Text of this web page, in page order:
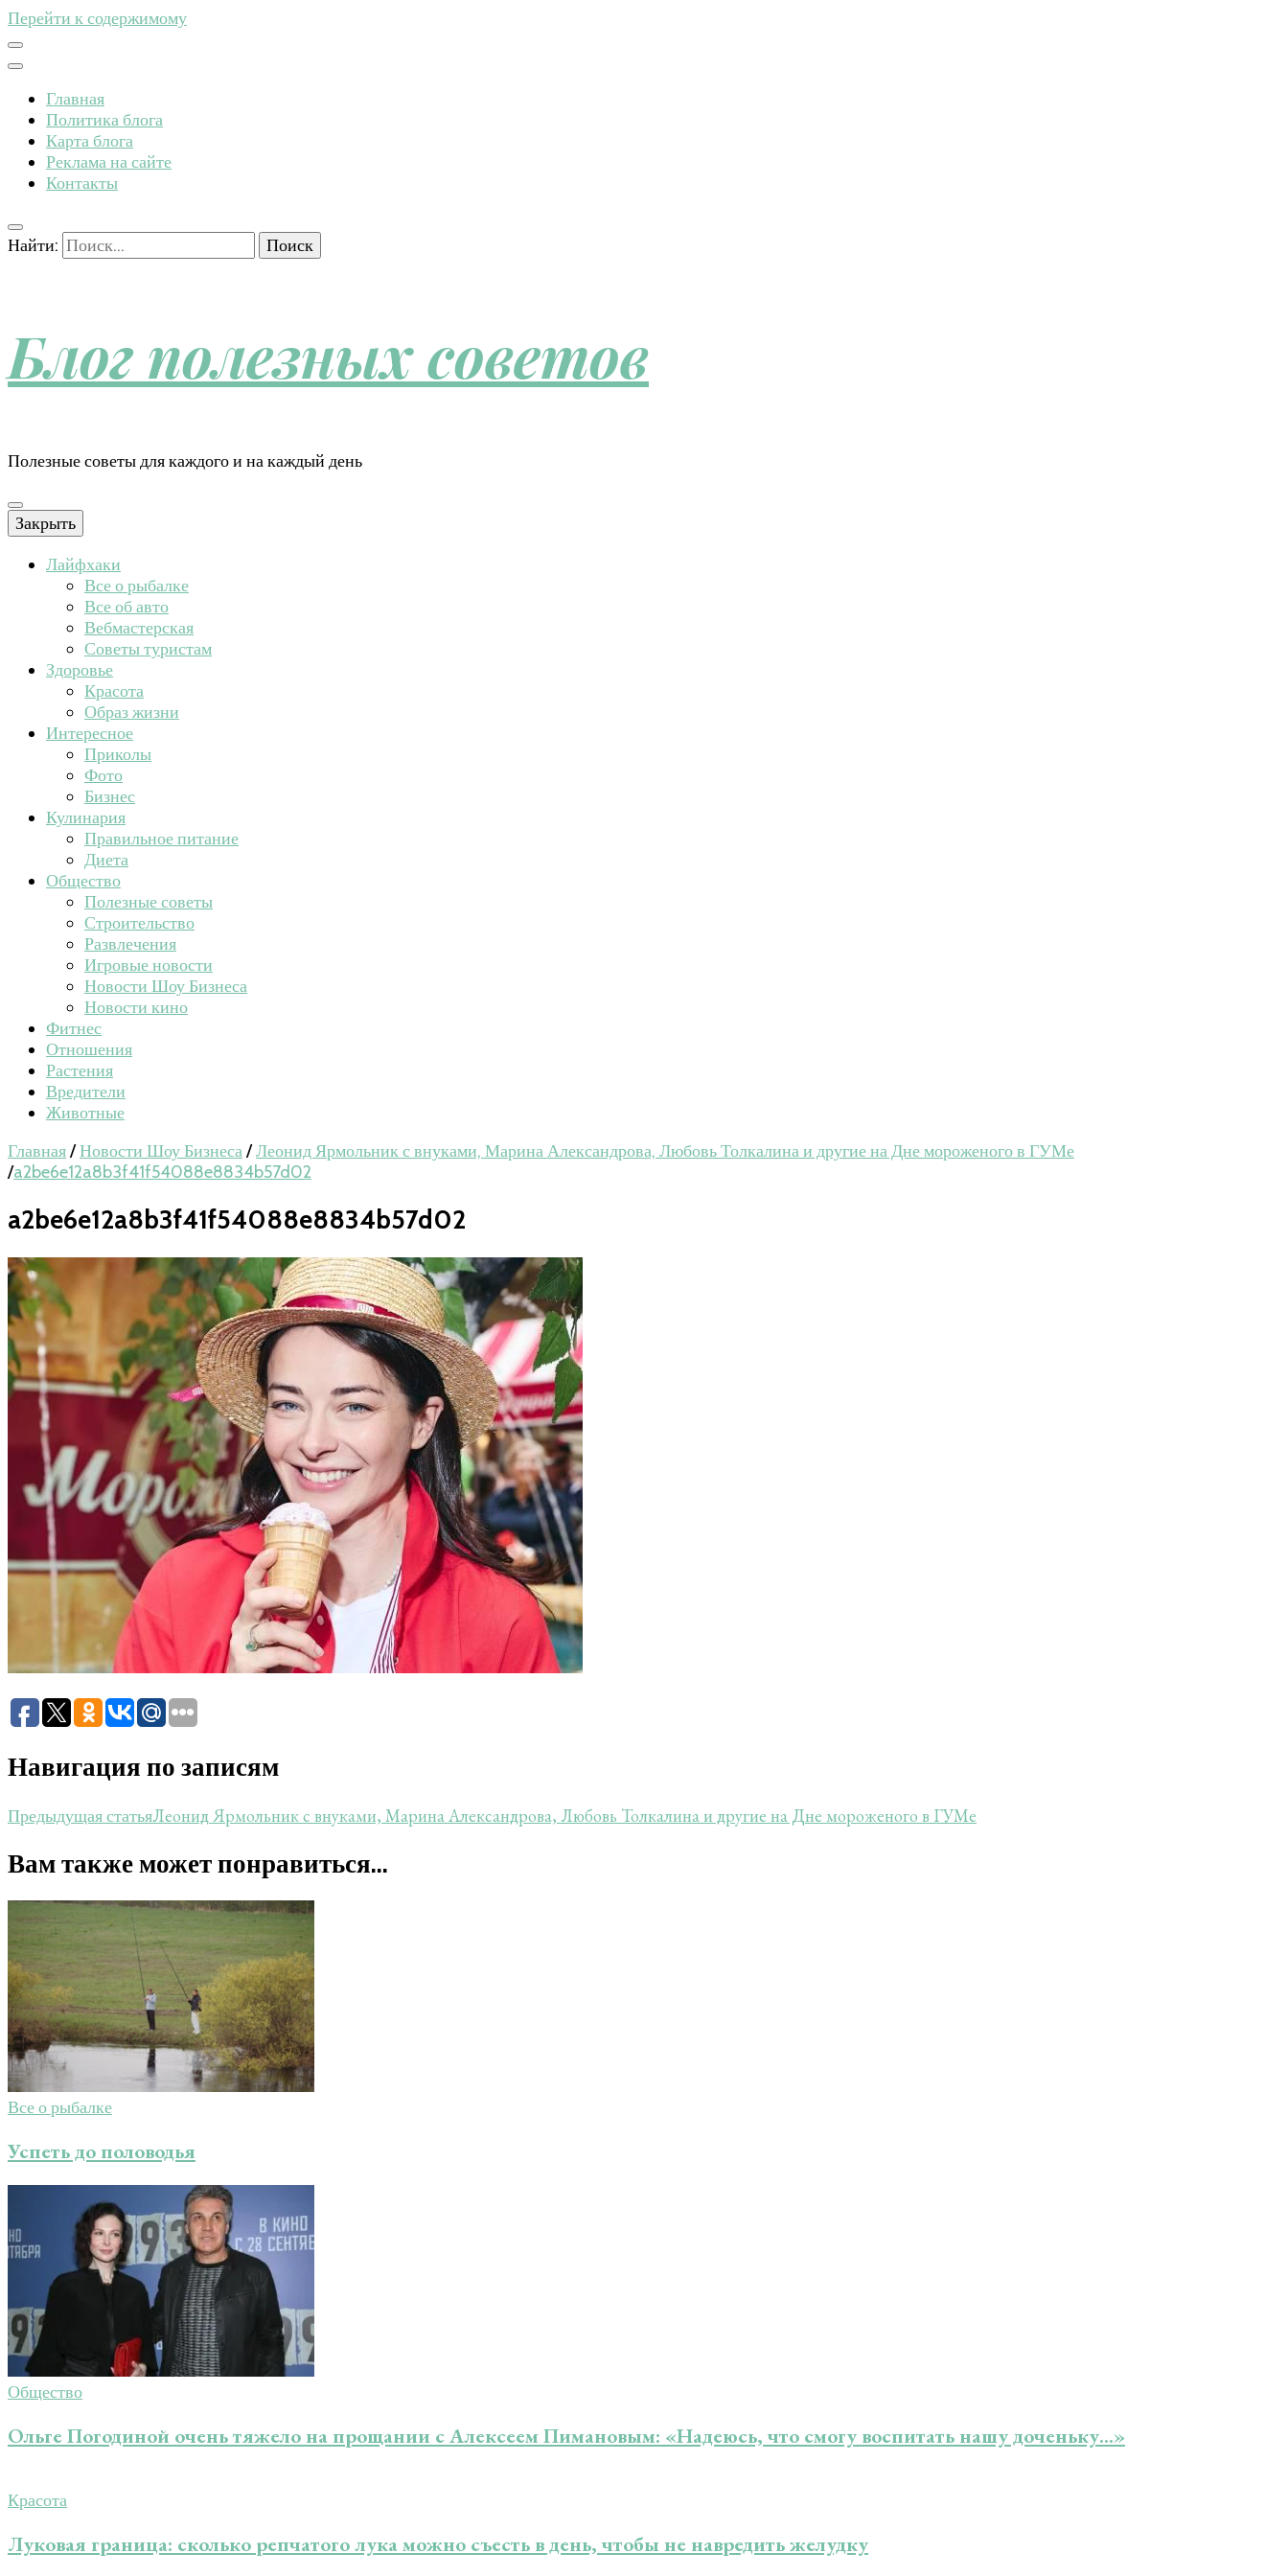
Перейти к содержимому
Главная
Политика блога
Карта блога
Реклама на сайте
Контакты
Найти:
Блог полезных советов
Полезные советы для каждого и на каждый день
Закрыть
Лайфхаки
Все о рыбалке
Все об авто
Вебмастерская
Советы туристам
Здоровье
Красота
Образ жизни
Интересное
Приколы
Фото
Бизнес
Кулинария
Правильное питание
Диета
Общество
Полезные советы
Строительство
Развлечения
Игровые новости
Новости Шоу Бизнеса
Новости кино
Фитнес
Отношения
Растения
Вредители
Животные
Главная/Новости Шоу Бизнеса/Леонид Ярмольник с внуками, Марина Александрова, Любовь Толкалина и другие на Дне мороженого в ГУМе
/a2be6e12a8b3f41f54088e8834b57d02
a2be6e12a8b3f41f54088e8834b57d02
Навигация по записям
Предыдущая статьяЛеонид Ярмольник с внуками, Марина Александрова, Любовь Толкалина и другие на Дне мороженого в ГУМе
Вам также может понравиться...
Все о рыбалке
Успеть до половодья
Общество
Ольге Погодиной очень тяжело на прощании с Алексеем Пимановым: «Надеюсь, что смогу воспитать нашу доченьку…»
Красота
Луковая граница: сколько репчатого лука можно съесть в день, чтобы не навредить желудку